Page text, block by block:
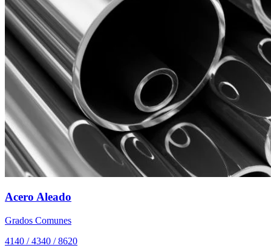
Acero Aleado
Grados Comunes
4140 / 4340 / 8620